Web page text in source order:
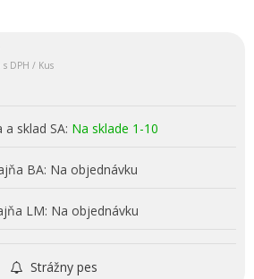
s DPH / Kus
a sklad SA: Na sklade 1-10
BA: Na objednávku
LM: Na objednávku
Strážny pes